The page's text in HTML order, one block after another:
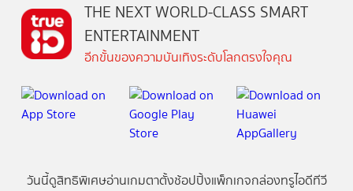
THE NEXT WORLD-CLASS SMART
ENTERTAINMENT
อีกขั้นของความบันเทิงระดับโลกตรงใจคุณ
วันนี้ดูสิทธิพิเศษอ่านเกมตาตั้งช้อปปิ้งแพ็กเกจกล่องทรูไอดีทีวี